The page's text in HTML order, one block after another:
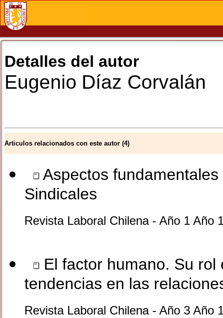
Detalles del autor
Eugenio Díaz Corvalán
Articulos relacionados con este autor (4)
Aspectos
Sindicales
Revista Laboral Chilena - Año 1 Año
El factor humano. Su
tendencias en las
Revista Laboral Chilena - Año 3 Año